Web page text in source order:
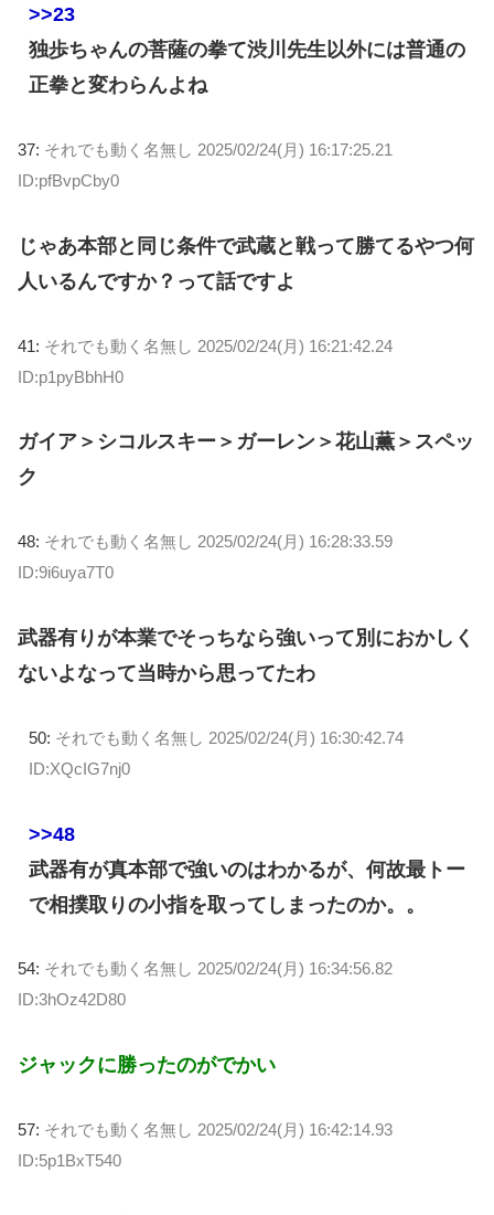
>>23
独歩ちゃんの菩薩の拳て渋川先生以外には普通の
正拳と変わらんよね
37: それでも動く名無し 2025/02/24(月) 16:17:25.21
ID:pfBvpCby0
じゃあ本部と同じ条件で武蔵と戦って勝てるやつ何
人いるんですか？って話ですよ
41: それでも動く名無し 2025/02/24(月) 16:21:42.24
ID:p1pyBbhH0
ガイア＞シコルスキー＞ガーレン＞花山薫＞スペッ
ク
48: それでも動く名無し 2025/02/24(月) 16:28:33.59
ID:9i6uya7T0
武器有りが本業でそっちなら強いって別におかしく
ないよなって当時から思ってたわ
50: それでも動く名無し 2025/02/24(月) 16:30:42.74
ID:XQcIG7nj0
>>48
武器有が真本部で強いのはわかるが、何故最トー
で相撲取りの小指を取ってしまったのか。。
54: それでも動く名無し 2025/02/24(月) 16:34:56.82
ID:3hOz42D80
ジャックに勝ったのがでかい
57: それでも動く名無し 2025/02/24(月) 16:42:14.93
ID:5p1BxT540